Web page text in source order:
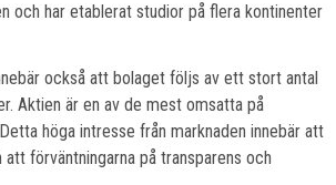
och har etablerat studior på flera kontinenter
också att bolaget följs av ett stort antal
Aktien är en av de mest omsatta på
höga intresse från marknaden innebär att
förväntningarna på transparens och